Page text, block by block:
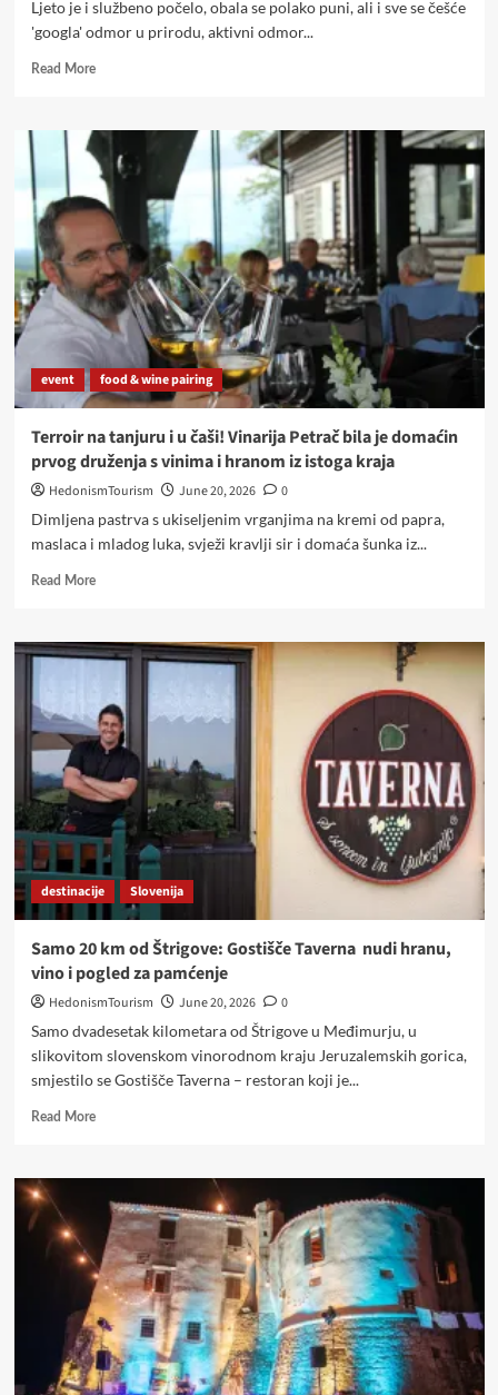
Ljeto je i službeno počelo, obala se polako puni, ali i sve se češće
'googla' odmor u prirodu, aktivni odmor...
Read MoreRead
Bela
Skriveni
ljetni
raj
nadomak
Hrvatske
do
kojeg
stižete
bez
slovenske
vinjete
event food & wine pairing
Terroir na tanjuru i u čaši! Vinarija Petrač bila je domaćin
prvog druženja s vinima i hranom iz istoga kraja
HedonismTourism June 20, 2026
0
Dimljena pastrva s ukiseljenim vrganjima na kremi od papra,
maslaca i mladog luka, svježi kravlji sir i domaća šunka iz...
Read MoreRead
Terroir
na
u
čaši!
Vinarija
Petrač
domaćin
prvog
druženja
i
hranom
iz
kraja
destinacije Slovenija
Samo 20 km od Štrigove: Gostišče Taverna nudi hranu,
vino i pogled za pamćenje
HedonismTourism June 20, 2026
0
Samo dvadesetak kilometara od Štrigove u Međimurju, u
slikovitom slovenskom vinorodnom kraju Jeruzalemskih gorica,
smjestilo se Gostišče Taverna – restoran koji je...
Read MoreRead
Samo
od
Štrigove:
Gostišče
Taverna
nudi
hranu,
vino
i